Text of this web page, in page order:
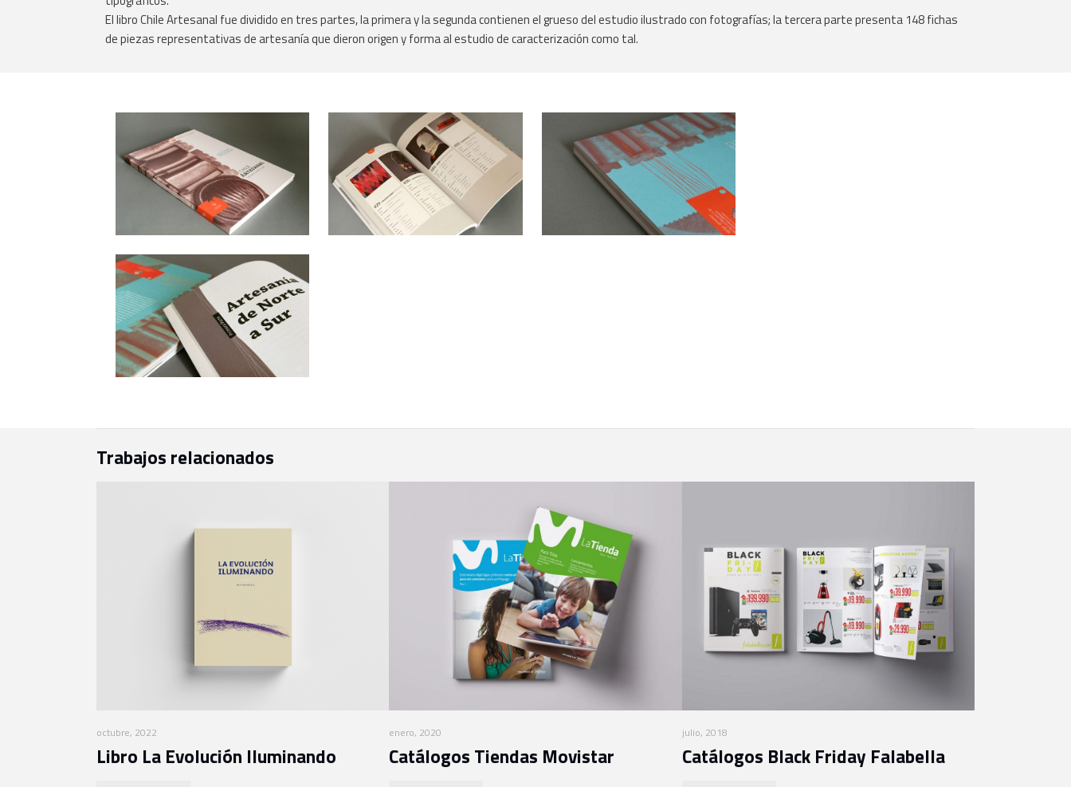
El libro Chile Artesanal fue dividido en tres partes, la primera y la segunda contienen el grueso del estudio ilustrado con fotografías; la tercera parte presenta 148 fichas
de piezas representativas de artesanía que dieron origen y forma al estudio de caracterización como tal.
Trabajos relacionados
octubre, 2022
Libro La Evolución Iluminando
enero, 2020
Catálogos Tiendas Movistar
julio, 2018
Catálogos Black Friday Falabella